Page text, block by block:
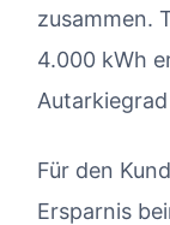
zusammen.
4.000 kWh
Für den
Ersparnis